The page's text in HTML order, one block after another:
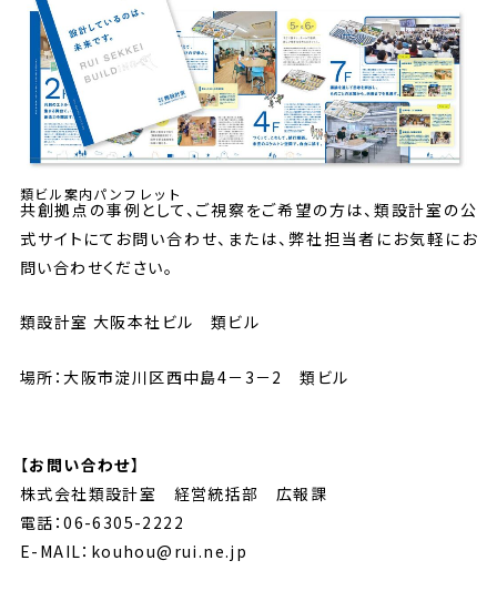
類ビル案内パンフレット
共創拠点の事例として、ご視察をご希望の方は、類設計室の公
式サイトにてお問い合わせ、または、弊社担当者にお気軽にお
問い合わせください。
類設計室 大阪本社ビル 類ビル
場所：大阪市淀川区西中島4－3－2 類ビル
【お問い合わせ】
株式会社類設計室 経営統括部 広報課
電話：06-6305-2222
E-MAIL：kouhou@rui.ne.jp